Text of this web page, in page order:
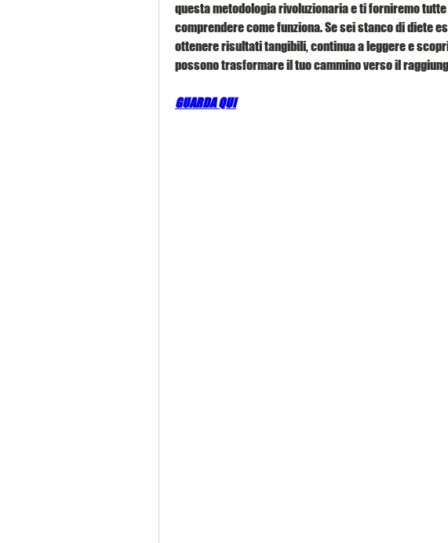
questa metodologia rivoluzionaria e ti forniremo
comprendere come funziona. Se sei stanco di diete
ottenere risultati tangibili, continua a leggere e
possono trasformare il tuo cammino verso il
GUARDA QUI